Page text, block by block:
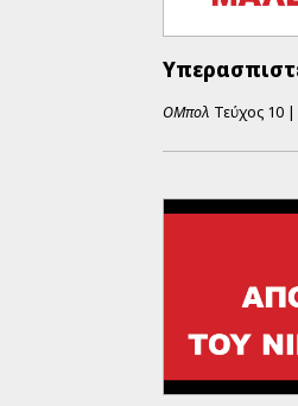
ΟΜπολ Τεύχος 10 |